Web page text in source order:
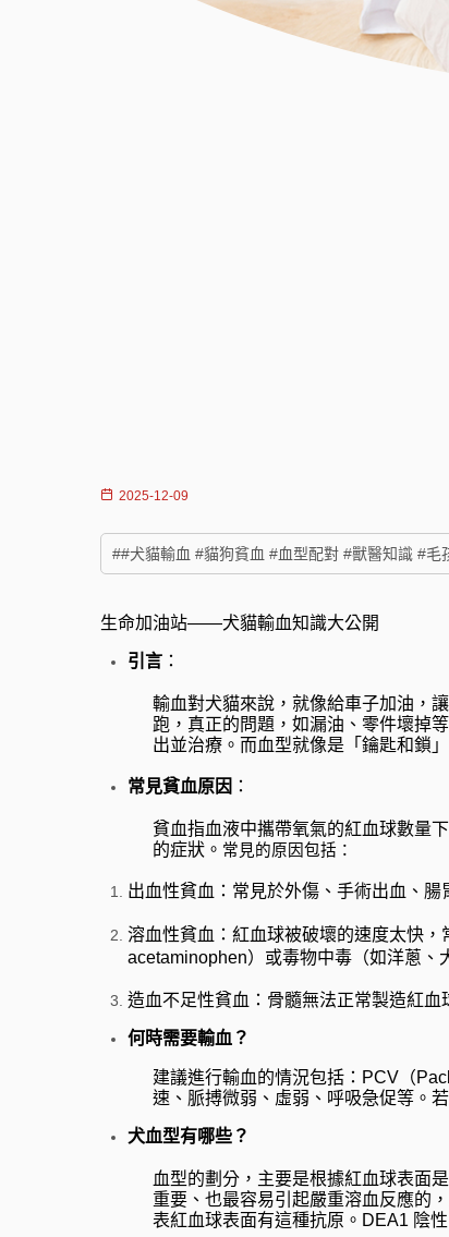
2025-12-09
##犬貓輸血 #貓狗貧血 #血型配對 #獸醫知識 #
生命加油站——犬貓輸血知識大公開
引言 ：
輸血對犬貓來說，就像給車子加油，
跑，真正的問題，如漏油、零件壞掉
出並治療。而血型就像是「鑰匙和鎖
常見貧血原因 ：
貧血指血液中攜帶氧氣的紅血球數量
的症狀。 常見的原因包括：
出血性貧血：常見於外傷、手術出血、
溶血性貧血：紅血球被破壞的速度太快
acetaminophen）或毒物中毒（如洋蔥、
造血不足性貧血：骨髓無法正常製造紅
何時需要輸血？
建議進行輸血的情況包括：PCV（
速、脈搏微弱、虛弱、呼吸急促等。
犬血型有哪些？
血型的劃分，主要是根據紅血球表面
重要、也最容易引起嚴重溶血反應的
表紅血球表面有這種抗原。DEA1 陰性